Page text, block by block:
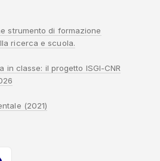
strumento di formazione
ricerca e scuola.
in classe: il progetto ISGI-CNR
(2021)